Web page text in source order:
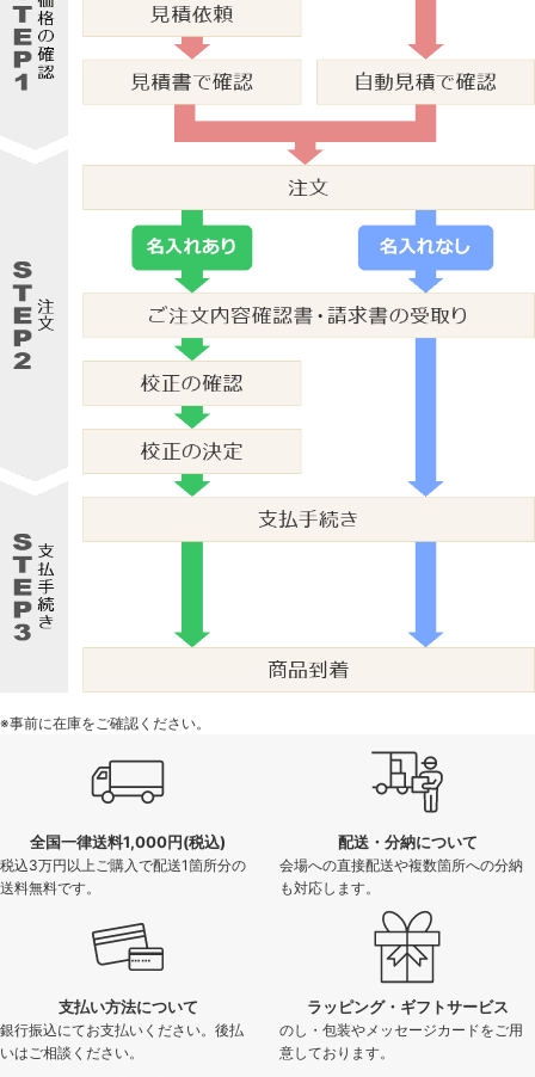
※事前に在庫をご確認ください。
全国一律送料1,000円(税込)
税込3万円以上ご購入で配送1箇所分の
送料無料です。
配送・分納について
会場への直接配送や複数箇所への分納
も対応します。
支払い方法について
銀行振込にてお支払いください。後払
いはご相談ください。
ラッピング・ギフトサービス
のし・包装やメッセージカードをご用
意しております。